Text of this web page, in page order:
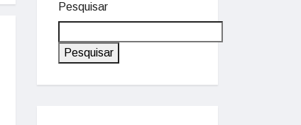
Pesquisar
Pesquisar